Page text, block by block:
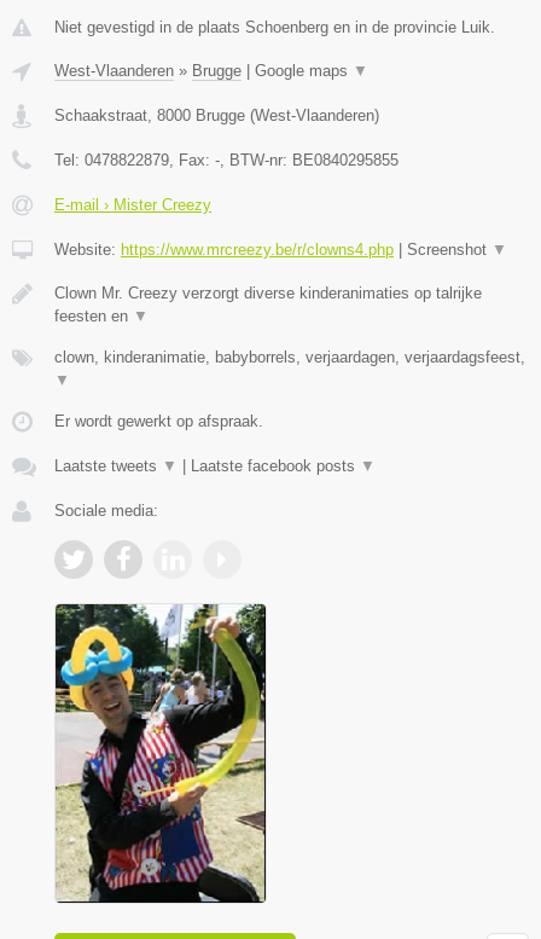
Niet gevestigd in de plaats Schoenberg en in de provincie Luik.
West-Vlaanderen » Brugge Google maps ▼
Schaakstraat, 8000 Brugge (West-Vlaanderen)
Tel: 0478822879, Fax: -, BTW-nr: BE0840295855
E-mail › Mister Creezy
Website: https://www.mrcreezy.be/r/clowns4.php Screenshot ▼
Clown Mr. Creezy verzorgt diverse kinderanimaties op talrijke
feesten en ▼
clown, kinderanimatie, babyborrels, verjaardagen, verjaardagsfeest,
▼
Er wordt gewerkt op afspraak.
Laatste tweets ▼ Laatste facebook posts ▼
Sociale media: